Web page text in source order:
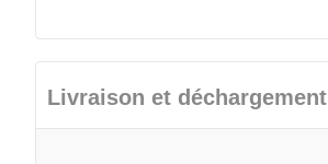
Livraison et déchargement